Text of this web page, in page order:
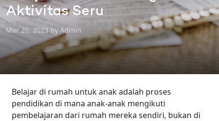
Aktivitas Seru
Mar 20, 2023 by Admin
Belajar di rumah untuk anak adalah proses
pendidikan di mana anak-anak mengikuti
pembelajaran dari rumah mereka sendiri, bukan di